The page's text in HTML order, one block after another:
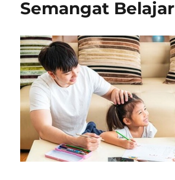
Semangat Belajar